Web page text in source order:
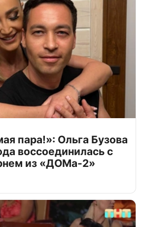
пара!»: Ольга Бузова
воссоединилась с
из «ДОМа-2»